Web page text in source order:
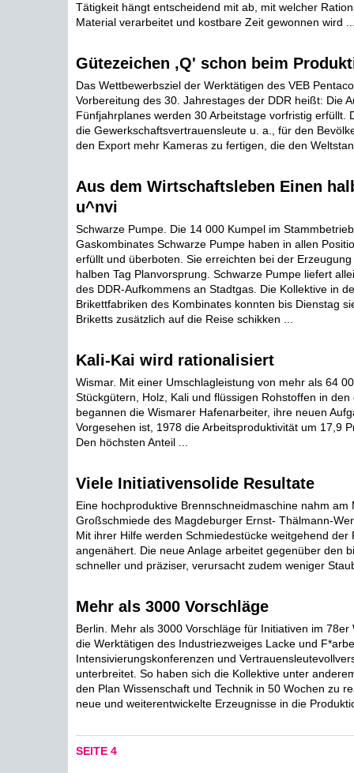
Tätigkeit hängt entscheidend mit ab, mit welcher
Material verarbeitet und kostbare Zeit gewonnen wird
Gütezeichen ,Q' schon beim
Das Wettbewerbsziel der Werktätigen des VEB
Vorbereitung des 30. Jahrestages der DDR heißt: Die
Fünfjahrplanes werden 30 Arbeitstage vorfristig erfüllt.
die Gewerkschaftsvertrauensleute u. a., für den
den Export mehr Kameras zu fertigen, die den
Aus dem Wirtschaftsleben Einen
u^nvi
Schwarze Pumpe. Die 14 000 Kumpel im
Gaskombinates Schwarze Pumpe haben in allen
erfüllt und überboten. Sie erreichten bei der
halben Tag Planvorsprung. Schwarze Pumpe liefert
des DDR-Aufkommens an Stadtgas. Die Kollektive in
Brikettfabriken des Kombinates konnten bis Dienstag
Briketts zusätzlich auf die Reise schikken ...
Kali-Kai wird rationalisiert
Wismar. Mit einer Umschlagleistung von mehr als 64
Stückgütern, Holz, Kali und flüssigen Rohstoffen in den
begannen die Wismarer Hafenarbeiter, ihre neuen
Vorgesehen ist, 1978 die Arbeitsproduktivität um 17,9
Den höchsten Anteil ...
Viele Initiativensolide Resultate
Eine hochproduktive Brennschneidmaschine nahm am
Großschmiede des Magdeburger Ernst- Thälmann-
Mit ihrer Hilfe werden Schmiedestücke weitgehend der
angenähert. Die neue Anlage arbeitet gegenüber den
schneller und präziser, verursacht zudem weniger
Mehr als 3000 Vorschläge
Berlin. Mehr als 3000 Vorschläge für Initiativen im 78er
die Werktätigen des Industriezweiges Lacke und
Intensivierungskonferenzen und
unterbreitet. So haben sich die Kollektive unter
den Plan Wissenschaft und Technik in 50 Wochen zu
neue und weiterentwickelte Erzeugnisse in die
SEITE 4